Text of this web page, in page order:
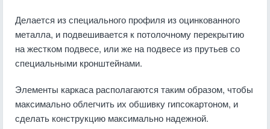
Делается из специального профиля из оцинкованного
металла, и подвешивается к потолочному перекрытию
на жестком подвесе, или же на подвесе из прутьев со
специальными кронштейнами.
Элементы каркаса располагаются таким образом, чтобы
максимально облегчить их обшивку гипсокартоном, и
сделать конструкцию максимально надежной.